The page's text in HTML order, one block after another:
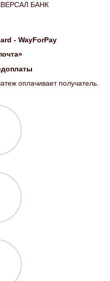
БАНК
- WayForPay
оплачивает получатель.